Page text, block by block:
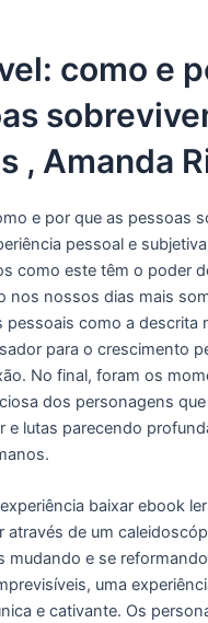
como e
, Amanda
e por que as pessoas
pessoal e
como este têm o poder
nos nossos dias mais
pessoais como a descrita
para o crescimento
No final, foram os
dos personagens que
e lutas parecendo
baixar ebook
através de um
mudando e se
uma
e cativante. Os